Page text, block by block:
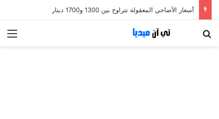
أسعار الأضاحي المعقولة تتراوح بين 1300 و1700 دينار